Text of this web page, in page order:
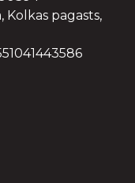
Kolkas pagasts,